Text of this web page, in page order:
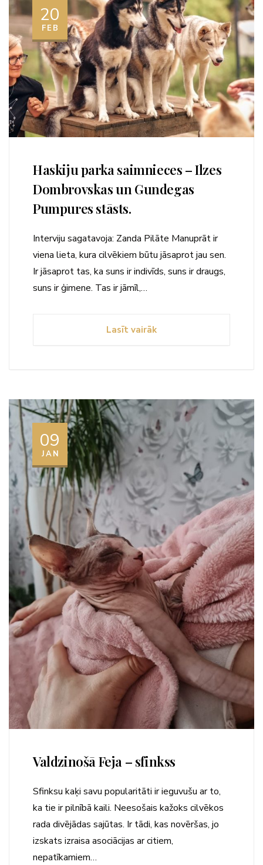
20
FEB
Haskiju parka saimnieces – Ilzes
Dombrovskas un Gundegas
Pumpures stāsts.
Interviju sagatavoja: Zanda Pilāte Manuprāt ir
viena lieta, kura cilvēkiem būtu jāsaprot jau sen.
Ir jāsaprot tas, ka suns ir indivīds, suns ir draugs,
suns ir ģimene. Tas ir jāmīl,…
Lasīt vairāk
09
JAN
Valdzinošā Feja – sfinkss
Sfinksu kaķi savu popularitāti ir ieguvušu ar to,
ka tie ir pilnībā kaili. Neesošais kažoks cilvēkos
rada divējādas sajūtas. Ir tādi, kas novēršas, jo
izskats izraisa asociācijas ar citiem,
nepatīkamiem…